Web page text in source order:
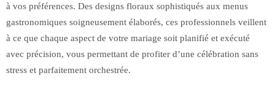
à vos préférences. Des designs floraux sophistiqués aux menus
gastronomiques soigneusement élaborés, ces professionnels veillent
à ce que chaque aspect de votre mariage soit planifié et exécuté
avec précision, vous permettant de profiter d’une célébration sans
stress et parfaitement orchestrée.